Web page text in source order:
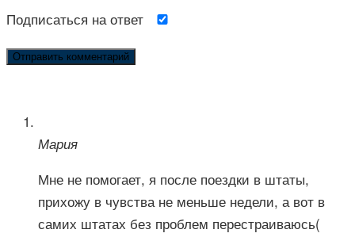
Подписаться на ответ
Мария
Мне не помогает, я после поездки в штаты,
прихожу в чувства не меньше недели, а вот в
самих штатах без проблем перестраиваюсь(